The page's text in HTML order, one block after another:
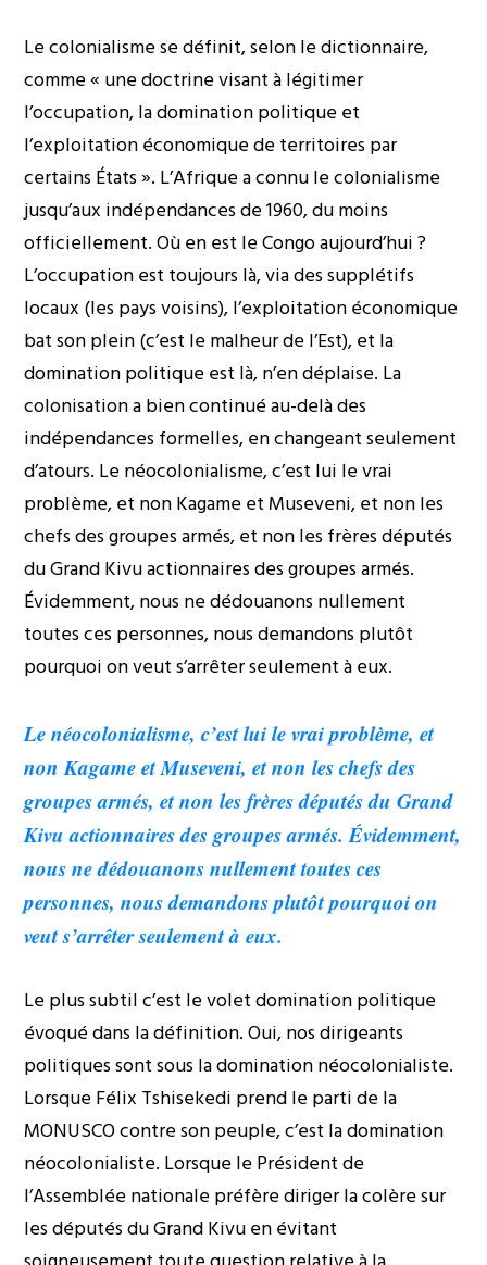
Le colonialisme se définit, selon le dictionnaire,
comme « une doctrine visant à légitimer
l’occupation, la domination politique et
l’exploitation économique de territoires par
certains États ». L’Afrique a connu le colonialisme
jusqu’aux indépendances de 1960, du moins
officiellement. Où en est le Congo aujourd’hui ?
L’occupation est toujours là, via des supplétifs
locaux (les pays voisins), l’exploitation économique
bat son plein (c’est le malheur de l’Est), et la
domination politique est là, n’en déplaise. La
colonisation a bien continué au-delà des
indépendances formelles, en changeant seulement
d’atours. Le néocolonialisme, c’est lui le vrai
problème, et non Kagame et Museveni, et non les
chefs des groupes armés, et non les frères députés
du Grand Kivu actionnaires des groupes armés.
Évidemment, nous ne dédouanons nullement
toutes ces personnes, nous demandons plutôt
pourquoi on veut s’arrêter seulement à eux.
Le néocolonialisme, c’est lui le vrai problème, et
non Kagame et Museveni, et non les chefs des
groupes armés, et non les frères députés du Grand
Kivu actionnaires des groupes armés. Évidemment,
nous ne dédouanons nullement toutes ces
personnes, nous demandons plutôt pourquoi on
veut s’arrêter seulement à eux.
Le plus subtil c’est le volet domination politique
évoqué dans la définition. Oui, nos dirigeants
politiques sont sous la domination néocolonialiste.
Lorsque Félix Tshisekedi prend le parti de la
MONUSCO contre son peuple, c’est la domination
néocolonialiste. Lorsque le Président de
l’Assemblée nationale préfère diriger la colère sur
les députés du Grand Kivu en évitant